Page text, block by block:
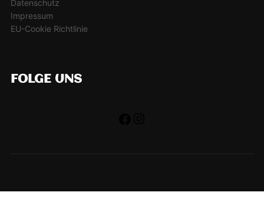
Datenschutz
Impressum
EU-Cookie Richtlinie
FOLGE UNS